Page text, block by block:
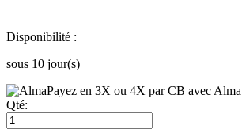
Disponibilité :
sous 10 jour(s)
Payez en 3X ou 4X par CB avec Alma
Qté: